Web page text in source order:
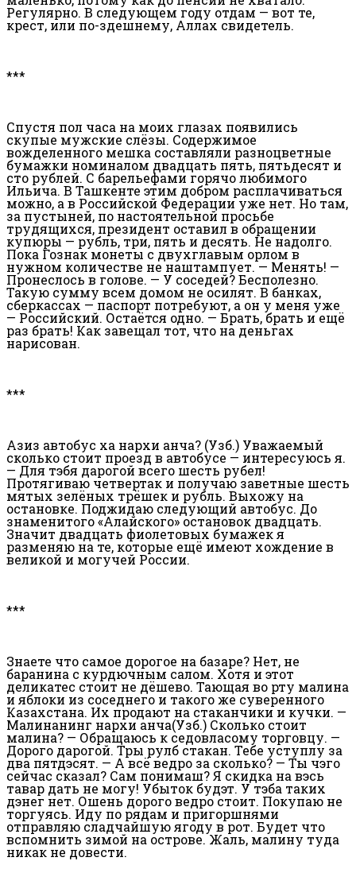
Регулярно. В следующем году отдам — вот те,
крест, или по-здешнему, Аллах свидетель.
***
Спустя пол часа на моих глазах появились
скупые мужские слёзы. Содержимое
вожделенного мешка составляли разноцветные
бумажки номиналом двадцать пять, пятьдесят и
сто рублей. С барельефами горячо любимого
Ильича. В Ташкенте этим добром расплачиваться
можно, а в Российской Федерации уже нет. Но там,
за пустыней, по настоятельной просьбе
трудящихся, президент оставил в обращении
купюры — рубль, три, пять и десять. Не надолго.
Пока Гознак монеты с двухглавым орлом в
нужном количестве не наштампует. — Менять! —
Пронеслось в голове. — У соседей? Бесполезно.
Такую сумму всем домом не осилят. В банках,
сберкассах — паспорт потребуют, а он у меня уже
— Российский. Остаётся одно. — Брать, брать и ещё
раз брать! Как завещал тот, что на деньгах
нарисован.
***
Азиз автобус хақ нархи қанча? (Узб.) Уважаемый
сколько стоит проезд в автобусе — интересуюсь я.
— Для тэбя дарогой всего шесть рубел!
Протягиваю четвертак и получаю заветные шесть
мятых зелёных трёшек и рубль. Выхожу на
остановке. Поджидаю следующий автобус. До
знаменитого «Алайского» остановок двадцать.
Значит двадцать фиолетовых бумажек я
разменяю на те, которые ещё имеют хождение в
великой и могучей России.
***
Знаете что самое дорогое на базаре? Нет, не
баранина с курдючным салом. Хотя и этот
деликатес стоит не дёшево. Тающая во рту малина
и яблоки из соседнего и такого же суверенного
Казахстана. Их продают на стаканчики и кучки. —
Малинанинг нархи қанча(Узб.) Сколько стоит
малина? — Обращаюсь к седовласому торговцу. —
Дорого дарогой. Тры рулб стакан. Тебе уступлу за
два пятдэсят. — А всё ведро за сколько? — Ты чэго
сейчас сказал? Сам понимаш? Я скидка на вэсь
тавар дать не могу! Убыток будэт. У тэба таких
дэнег нет. Ошень дорого ведро стоит. Покупаю не
торгуясь. Иду по рядам и пригоршнями
отправляю сладчайшую ягоду в рот. Будет что
вспомнить зимой на острове. Жаль, малину туда
никак не довести.